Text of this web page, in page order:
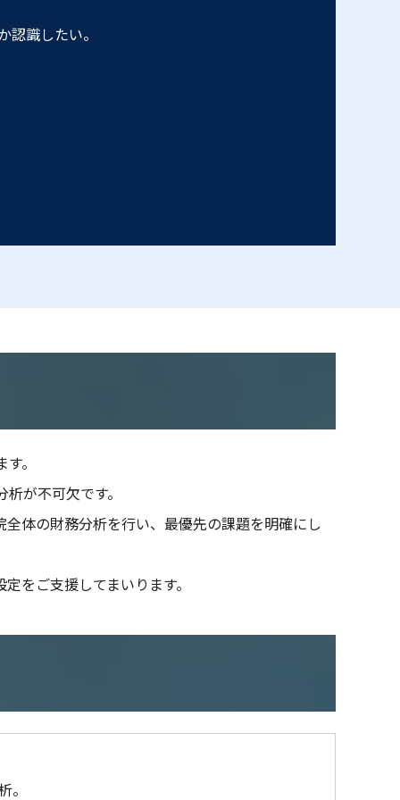
識したい。
。
が不可⽋です。
体の財務分析を⾏い、最優先の課題を明確にし
をご⽀援してまいります。
。